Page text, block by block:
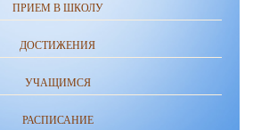
ПРИЕМ В ШКОЛУ
ДОСТИЖЕНИЯ
УЧАЩИМСЯ
РАСПИСАНИЕ